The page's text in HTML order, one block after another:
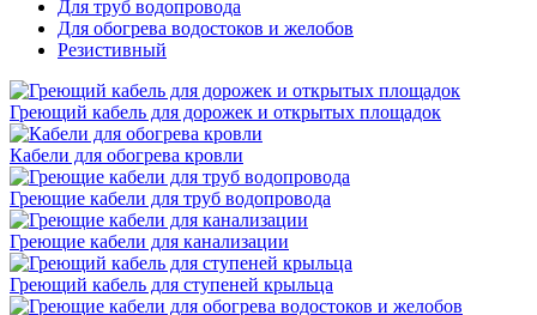
Для труб водопровода
Для обогрева водостоков и желобов
Резистивный
Греющий кабель для дорожек и открытых площадок
Кабели для обогрева кровли
Греющие кабели для труб водопровода
Греющие кабели для канализации
Греющий кабель для ступеней крыльца